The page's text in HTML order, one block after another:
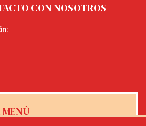
CON NOSOTROS